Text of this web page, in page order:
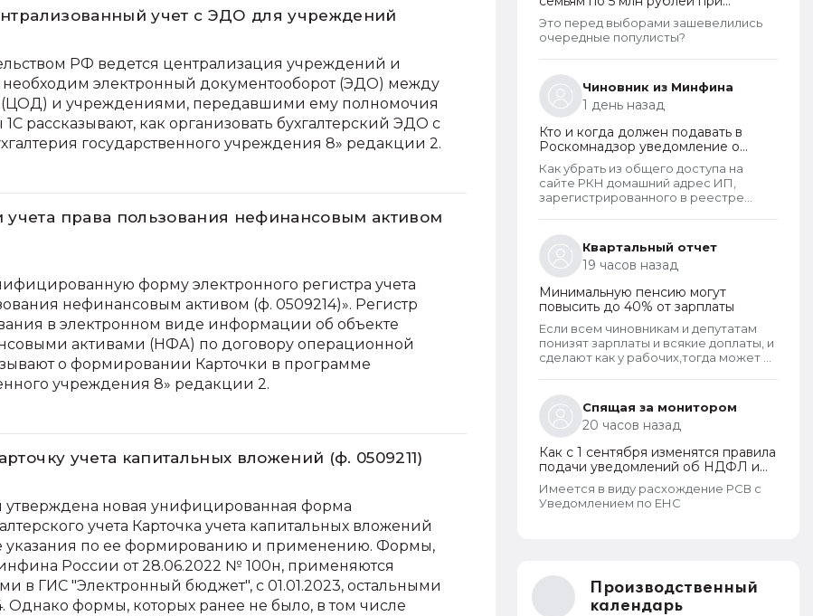
учет с ЭДО для учреждений
РФ ведется централизация учреждений и
электронный документооборот (ЭДО) между
(ЦОД) и учреждениями, передавшими ему полномочия
рассказывают, как организовать бухгалтерский ЭДО с
государственного учреждения 8» редакции 2.
права пользования нефинансовым активом
форму электронного регистра учета
нефинансовым активом (ф. 0509214)». Регистр
в электронном виде информации об объекте
активами (НФА) по договору операционной
о формировании Карточки в программе
учреждения 8» редакции 2.
учета капитальных вложений (ф. 0509211)
новая унифицированная форма
учета Карточка учета капитальных вложений
указания по ее формированию и применению. Формы,
России от 28.06.2022 № 100н, применяются
в ГИС "Электронный бюджет", с 01.01.2023, остальными
Однако формы, которых ранее не было, в том числе
чтобы у субъектов ПД имелась
возможность в случае нарушения их
прав обратиться непосредственно к
рождении второго ребенка
Это перед выборами зашевелились
очередные популисты?
Чиновник из Минфина
1 день назад
Кто и когда должен подавать в
Роскомнадзор уведомление о
прекращении обработки
персональных данных
Как убрать из общего доступа на
сайте РКН домашний адрес ИП,
зарегистрированного в реестре
Квартальный отчет
19 часов назад
Минимальную пенсию могут
повысить до 40% от зарплаты
Если всем чиновникам и депутатам
понизят зарплаты и всякие доплаты, и
сделают как у рабочих,тогда может и
Спящая за монитором
20 часов назад
Как с 1 сентября изменятся правила
подачи уведомлений об НДФЛ и
страховых взносах
Имеется в виду расхождение РСВ с
Уведомлением по ЕНС
Производственный
календарь